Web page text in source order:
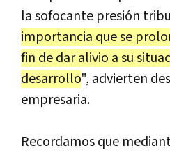
la sofocante presión
importancia que se
fin de dar alivio a su
desarrollo", advierten
empresaria.
Recordamos que